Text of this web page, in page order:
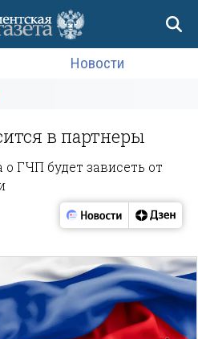
Новости
в партнеры
ГЧП будет зависеть от